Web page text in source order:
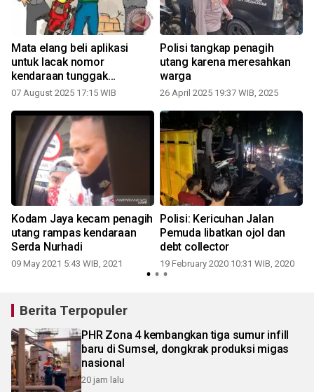
Mata elang beli aplikasi
untuk lacak nomor
kendaraan tunggak
angsuran
07 August 2025 17:15 WIB
Polisi tangkap penagih
utang karena meresahkan
warga
26 April 2025 19:37 WIB, 2025
Kodam Jaya kecam penagih
utang rampas kendaraan
Serda Nurhadi
09 May 2021 5:43 WIB, 2021
Polisi: Kericuhan Jalan
Pemuda libatkan ojol dan
debt collector
19 February 2020 10:31 WIB, 2020
Berita Terpopuler
PHR Zona 4 kembangkan tiga sumur infill
baru di Sumsel, dongkrak produksi migas
nasional
20 jam lalu